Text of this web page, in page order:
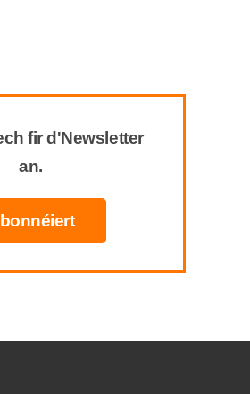
fir d'Newsletter
an.